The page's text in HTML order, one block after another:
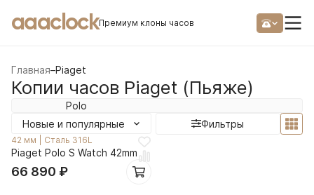
aaaclockПремиум клоны часов
Главная–Piaget
Копии часов Piaget (Пьяже)
Polo
Новые и популярные
Фильтры
42 мм Сталь 316L
Piaget Polo S Watch 42mm
66 890 ₽